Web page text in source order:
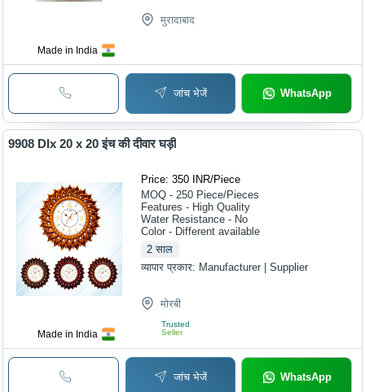
Made in India
मुरादाबाद
जांच भेजें WhatsApp
Made in India
9908 Dlx 20 x 20 इंच की दीवार घड़ी
Price: 350 INR/Piece
MOQ - 250 Piece/Pieces
Features - High Quality
Water Resistance - No
Color - Different available
2 साल
व्यापार प्रकार: Manufacturer | Supplier
मोरबी
Trusted
Seller
जांच भेजें WhatsApp